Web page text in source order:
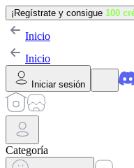
¡Regístrate y consigue 100
Inicio
Inicio
Iniciar sesión
Categoría